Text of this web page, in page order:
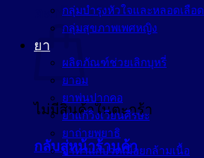
ตะกร้าสินค้า
ไม่มีสินค้าในตะกร้า
กลับสู่หน้าร้านค้า
กลุ่มบำรุงหัวใจและหลอดเลือด
กลุ่มสุขภาพเพศหญิง
ยา
ผลิตภัณฑ์ช่วยเลิกบุหรี่
ยาอม
ยาพ่นปากคอ
ยาแก้วิงเวียนศีรษะ
ยาถ่ายพยาธิ
ยาทาแก้ปวดเมื่อยกล้ามเนื้อ